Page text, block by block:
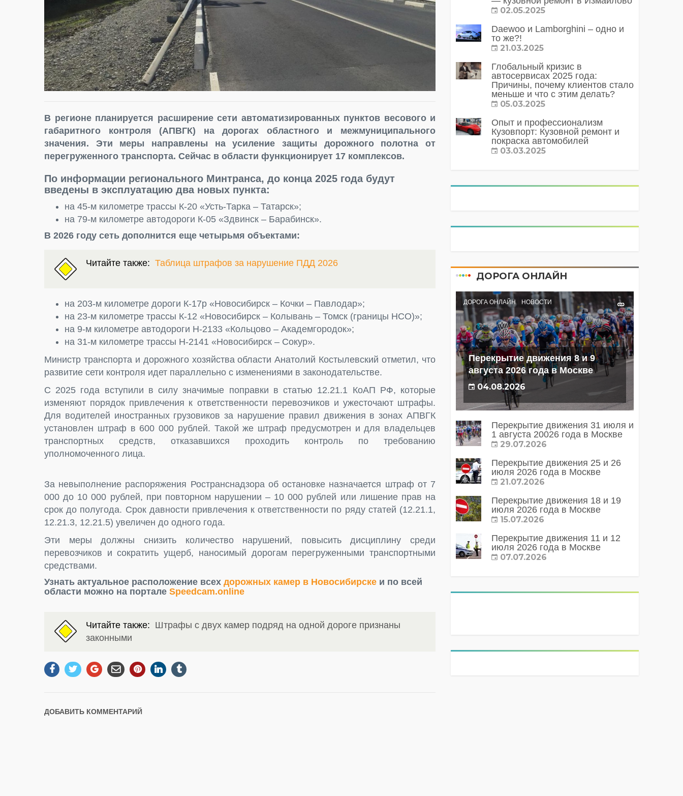
В регионе планируется расширение сети автоматизированных пунктов весового и
габаритного контроля (АПВГК) на дорогах областного и межмуниципального
значения. Эти меры направлены на усиление защиты дорожного полотна от
перегруженного транспорта. Сейчас в области функционирует 17 комплексов.
По информации регионального Минтранса, до конца 2025 года будут
введены в эксплуатацию два новых пункта:
на 45-м километре трассы К-20 «Усть-Тарка – Татарск»;
на 79-м километре автодороги К-05 «Здвинск – Барабинск».
В 2026 году сеть дополнится еще четырьмя объектами:
Читайте также: Таблица штрафов за нарушение ПДД 2026
на 203-м километре дороги К-17р «Новосибирск – Кочки – Павлодар»;
на 23-м километре трассы К-12 «Новосибирск – Колывань – Томск (границы НСО)»;
на 9-м километре автодороги Н-2133 «Кольцово – Академгородок»;
на 31-м километре трассы Н-2141 «Новосибирск – Сокур».
Министр транспорта и дорожного хозяйства области Анатолий Костылевский отметил, что
развитие сети контроля идет параллельно с изменениями в законодательстве.
С 2025 года вступили в силу значимые поправки в статью 12.21.1 КоАП РФ, которые
изменяют порядок привлечения к ответственности перевозчиков и ужесточают штрафы.
Для водителей иностранных грузовиков за нарушение правил движения в зонах АПВГК
установлен штраф в 600 000 рублей. Такой же штраф предусмотрен и для владельцев
транспортных средств, отказавшихся проходить контроль по требованию
уполномоченного лица.
За невыполнение распоряжения Ространснадзора об остановке назначается штраф от 7
000 до 10 000 рублей, при повторном нарушении – 10 000 рублей или лишение прав на
срок до полугода. Срок давности привлечения к ответственности по ряду статей (12.21.1,
12.21.3, 12.21.5) увеличен до одного года.
Эти меры должны снизить количество нарушений, повысить дисциплину среди
перевозчиков и сократить ущерб, наносимый дорогам перегруженными транспортными
средствами.
Узнать актуальное расположение всех дорожных камер в Новосибирске и по всей
области можно на портале Speedcam.online
Читайте также: Штрафы с двух камер подряд на одной дороге признаны
законными
ДОБАВИТЬ КОММЕНТАРИЙ
02.05.2025
Daewoo и Lamborghini – одно и
то же?!
21.03.2025
Глобальный кризис в
автосервисах 2025 года:
Причины, почему клиентов стало
меньше и что с этим делать?
05.03.2025
Опыт и профессионализм
Кузовпорт: Кузовной ремонт и
покраска автомобилей
03.03.2025
ДОРОГА ОНЛАЙН
ДОРОГА ОНЛАЙН НОВОСТИ
Перекрытие движения 8 и 9
августа 2026 года в Москве
04.08.2026
Перекрытие движения 31 июля и
1 августа 20026 года в Москве
29.07.2026
Перекрытие движения 25 и 26
июля 2026 года в Москве
21.07.2026
Перекрытие движения 18 и 19
июля 2026 года в Москве
15.07.2026
Перекрытие движения 11 и 12
июля 2026 года в Москве
07.07.2026